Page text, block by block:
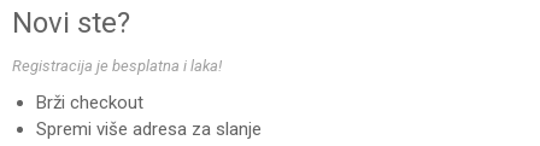
Novi ste?
Registracija je besplatna i laka!
Brži checkout
Spremi više adresa za slanje